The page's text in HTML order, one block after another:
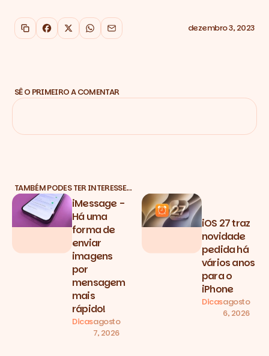
Copiar link
Facebook
X WhatsApp
Email dezembro 3, 2023
SÊ O PRIMEIRO A COMENTAR
TAMBÉM PODES TER INTERESSE…
iMessage -
Há uma
forma de
enviar
imagens
por
mensagem
mais
rápido!
Dicasagosto
7, 2026
iOS 27 traz
novidade
pedida há
vários anos
para o
iPhone
Dicasagosto
6, 2026